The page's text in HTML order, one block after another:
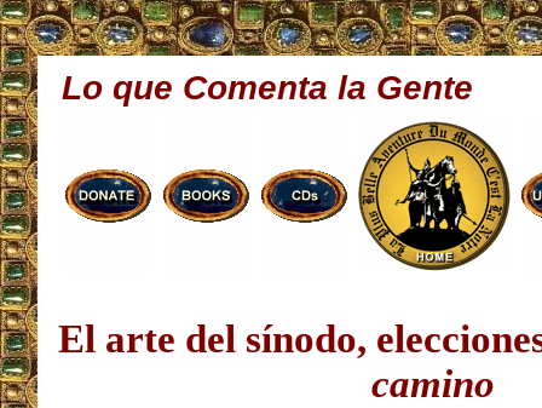
Lo que Comenta la Gente
El arte del sínodo,
camino